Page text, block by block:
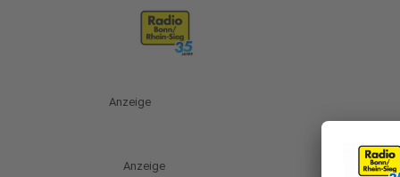
Anzeige
Anzeige